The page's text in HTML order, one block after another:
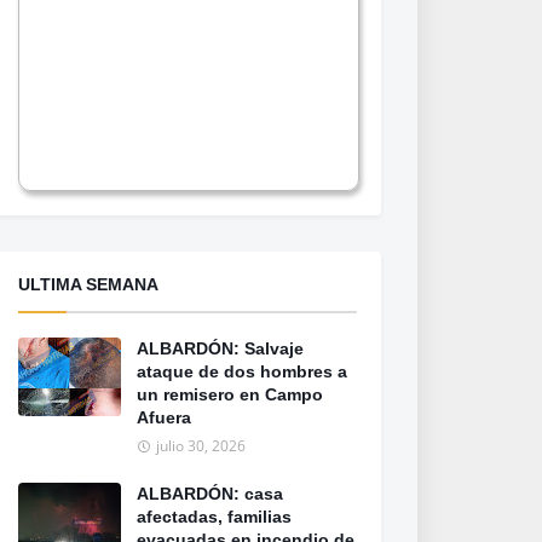
ULTIMA SEMANA
ALBARDÓN: Salvaje
ataque de dos hombres a
un remisero en Campo
Afuera
julio 30, 2026
ALBARDÓN: casa
afectadas, familias